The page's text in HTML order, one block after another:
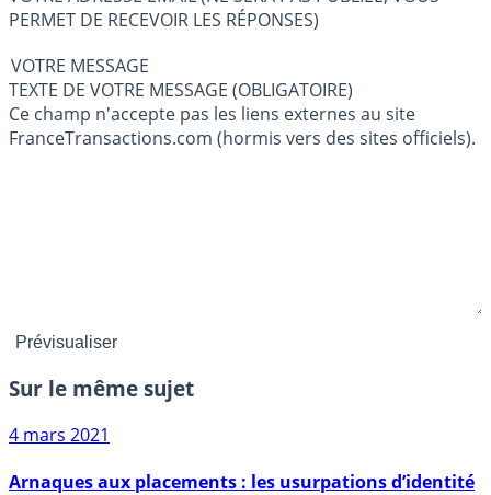
PERMET DE RECEVOIR LES RÉPONSES)
VOTRE MESSAGE
TEXTE DE VOTRE MESSAGE (OBLIGATOIRE)
Ce champ n'accepte pas les liens externes au site
FranceTransactions.com (hormis vers des sites officiels).
Sur le même sujet
4 mars 2021